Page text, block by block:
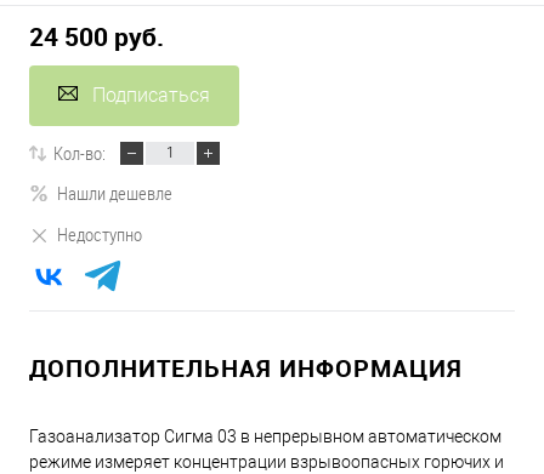
24 500 руб.
Подписаться
Кол-во:
Нашли дешевле
Недоступно
ДОПОЛНИТЕЛЬНАЯ ИНФОРМАЦИЯ
Газоанализатор Сигма 03 в непрерывном автоматическом
режиме измеряет концентрации взрывоопасных горючих и